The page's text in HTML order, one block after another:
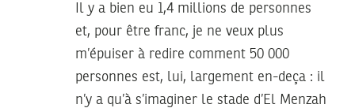
Il y a bien eu 1,4 millions de personnes
et, pour être franc, je ne veux plus
m’épuiser à redire comment 50 000
personnes est, lui, largement en-deça : il
n’y a qu’à s’imaginer le stade d’El Menzah